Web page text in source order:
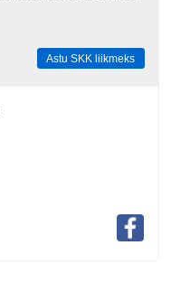
Astu SKK liikmeks